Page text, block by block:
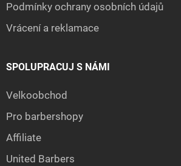
Podmínky ochrany osobních údajů
Vrácení a reklamace
SPOLUPRACUJ S NÁMI
Velkoobchod
Pro barbershopy
Affiliate
United Barbers